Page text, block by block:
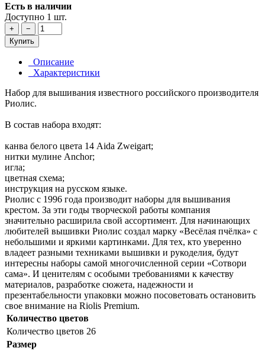
Есть в наличии
Доступно 1 шт.
+
−
Купить
Описание
Характеристики
Набор для вышивания известного российского производителя
Риолис.
В состав набора входят:
канва белого цвета 14 Aida Zweigart;
нитки мулине Anchor;
игла;
цветная схема;
инструкция на русском языке.
Риолис с 1996 года производит наборы для вышивания
крестом. За эти годы творческой работы компания
значительно расширила свой ассортимент. Для начинающих
любителей вышивки Риолис создал марку «Весёлая пчёлка» с
небольшими и яркими картинками. Для тех, кто уверенно
владеет разными техниками вышивки и рукоделия, будут
интересны наборы самой многочисленной серии «Сотвори
сама». И ценителям с особыми требованиями к качеству
материалов, разработке сюжета, надежности и
презентабельности упаковки можно посоветовать остановить
свое внимание на Riolis Premium.
Количество цветов
Количество цветов 26
Размер